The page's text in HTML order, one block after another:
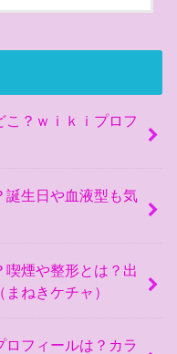
？ｗｉｋｉプロフ
誕生日や血液型も気
煙や整形とは？出
ねきケチャ）
フィールは？カラ